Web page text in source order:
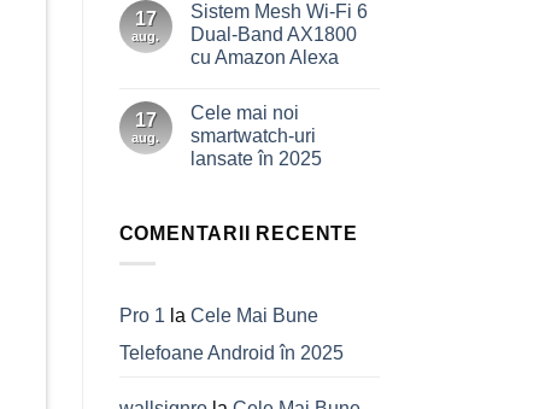
la
iPhone
17
vs
17
aug.
Sistem Mesh Wi-Fi 6
Dual-Band AX1800
cu Amazon Alexa
la
Mesh
Wi-
AX1800
17
aug.
Cele mai noi
smartwatch-uri
lansate în 2025
Cele
mai
lansate
în
COMENTARII RECENTE
Pro 1 la Cele Mai Bune
Telefoane Android în 2025